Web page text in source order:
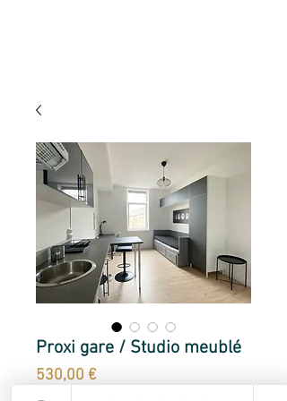
Proxi gare / Studio meublé
530,00 €Prix